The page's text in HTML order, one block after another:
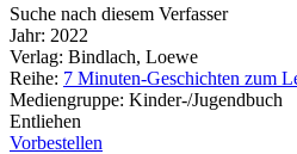
Suche nach diesem Verfasser
Jahr: 2022
Verlag: Bindlach, Loewe
Reihe: 7 Minuten-Geschichten zum
Mediengruppe: Kinder-/Jugendbuch
Entliehen
Vorbestellen